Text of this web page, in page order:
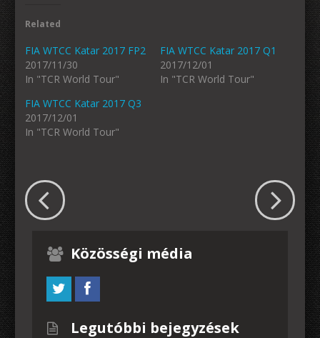
Related
FIA WTCC Katar 2017 FP2
2017/11/30
In "TCR World Tour"
FIA WTCC Katar 2017 Q1
2017/12/01
In "TCR World Tour"
FIA WTCC Katar 2017 Q3
2017/12/01
In "TCR World Tour"
Közösségi média
Legutóbbi bejegyzések